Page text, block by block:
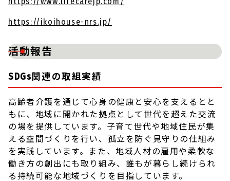
https://ikoihouse-nrs.jp/
活動報告
SDGs関連の取組実績
高齢者介護を通じて心身の健康と安心を支えるとと
もに、地域に開かれた拠点として世代を超えた交流
の場を提供しています。子育て世代や地域住民が集
える空間づくりを行い、孤立を防ぐ見守りの仕組み
を実践しています。また、地域人材の雇用や柔軟な
働き方の創出にも取り組み、誰もが暮らし続けられ
る持続可能な地域づくりを目指しています。